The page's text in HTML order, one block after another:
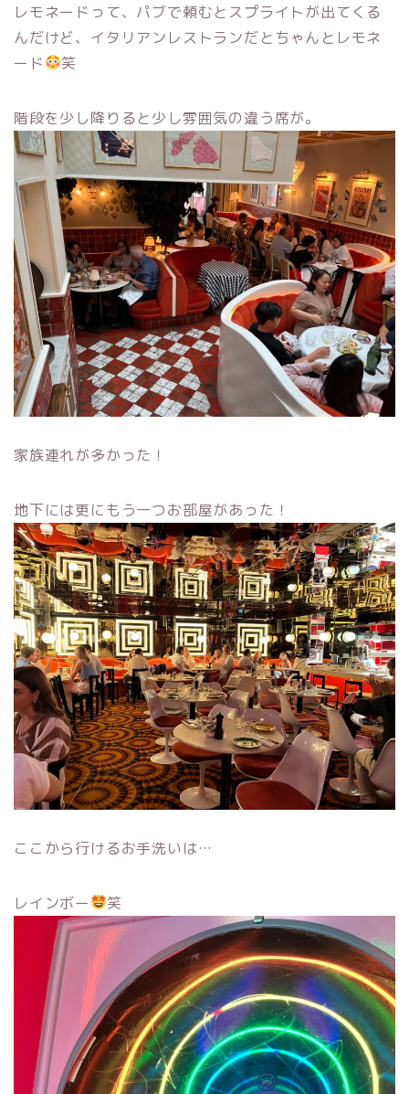
レモネードって、パブで頼むとスプライトが出てくる
んだけど、イタリアンレストランだとちゃんとレモネ
ード
笑
階段を少し降りると少し雰囲気の違う席が。
家族連れが多かった！
地下には更にもう一つお部屋があった！
ここから行けるお手洗いは…
レインボー 笑